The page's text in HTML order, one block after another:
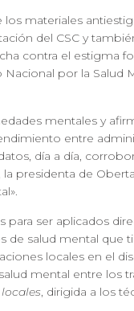
los materiales
del CSC y
contra el estigma
por la Salud
mentales y
entre
día a día,
presidenta de
para ser aplicados
de salud mental que
locales en el
mental entre los
, dirigida a los